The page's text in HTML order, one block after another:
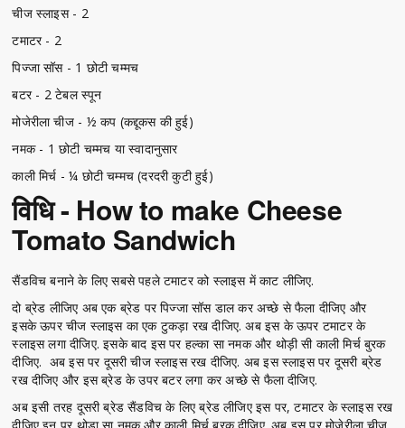
चीज स्लाइस - 2
टमाटर - 2
पिज्जा सॉस - 1 छोटी चम्मच
बटर - 2 टेबल स्पून
मोजेरीला चीज - ½ कप (कद्दूकस की हुई)
नमक - 1 छोटी चम्मच या स्वादानुसार
काली मिर्च - ¼ छोटी चम्मच (दरदरी कुटी हुई)
विधि - How to make Cheese
Tomato Sandwich
सैंडविच बनाने के लिए सबसे पहले टमाटर को स्लाइस में काट लीजिए.
दो ब्रेड लीजिए अब एक ब्रेड पर पिज्जा सॉस डाल कर अच्छे से फैला दीजिए और
इसके ऊपर चीज स्लाइस का एक टुकड़ा रख दीजिए. अब इस के ऊपर टमाटर के
स्लाइस लगा दीजिए. इसके बाद इस पर हल्का सा नमक और थोड़ी सी काली मिर्च बुरक
दीजिए. अब इस पर दूसरी चीज स्लाइस रख दीजिए. अब इस स्लाइस पर दूसरी ब्रेड
रख दीजिए और इस ब्रेड के उपर बटर लगा कर अच्छे से फैला दीजिए.
अब इसी तरह दूसरी ब्रेड सैंडविच के लिए ब्रेड लीजिए इस पर, टमाटर के स्लाइस रख